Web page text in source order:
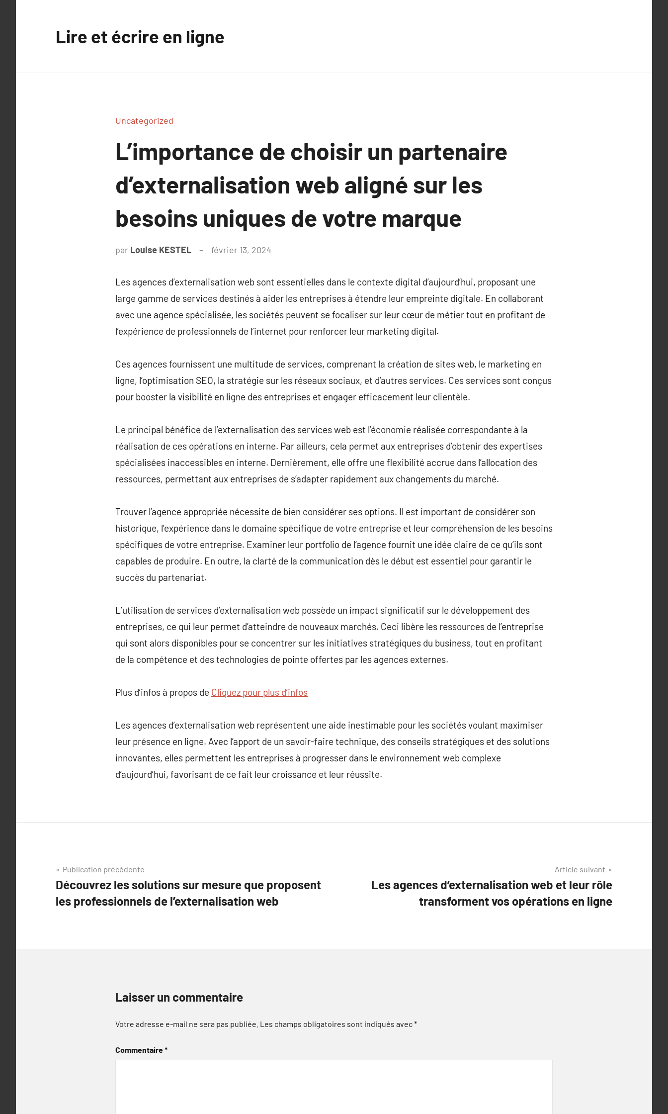
Lire et écrire en ligne
Uncategorized
L’importance de choisir un partenaire
d’externalisation web aligné sur les
besoins uniques de votre marque
par Louise KESTEL février 13, 2024
Les agences d’externalisation web sont essentielles dans le contexte digital d’aujourd’hui, proposant une
large gamme de services destinés à aider les entreprises à étendre leur empreinte digitale. En collaborant
avec une agence spécialisée, les sociétés peuvent se focaliser sur leur cœur de métier tout en profitant de
l’expérience de professionnels de l’internet pour renforcer leur marketing digital.
Ces agences fournissent une multitude de services, comprenant la création de sites web, le marketing en
ligne, l’optimisation SEO, la stratégie sur les réseaux sociaux, et d’autres services. Ces services sont conçus
pour booster la visibilité en ligne des entreprises et engager efficacement leur clientèle.
Le principal bénéfice de l’externalisation des services web est l’économie réalisée correspondante à la
réalisation de ces opérations en interne. Par ailleurs, cela permet aux entreprises d’obtenir des expertises
spécialisées inaccessibles en interne. Dernièrement, elle offre une flexibilité accrue dans l’allocation des
ressources, permettant aux entreprises de s’adapter rapidement aux changements du marché.
Trouver l’agence appropriée nécessite de bien considérer ses options. Il est important de considérer son
historique, l’expérience dans le domaine spécifique de votre entreprise et leur compréhension de les besoins
spécifiques de votre entreprise. Examiner leur portfolio de l’agence fournit une idée claire de ce qu’ils sont
capables de produire. En outre, la clarté de la communication dès le début est essentiel pour garantir le
succès du partenariat.
L’utilisation de services d’externalisation web possède un impact significatif sur le développement des
entreprises, ce qui leur permet d’atteindre de nouveaux marchés. Ceci libère les ressources de l’entreprise
qui sont alors disponibles pour se concentrer sur les initiatives stratégiques du business, tout en profitant
de la compétence et des technologies de pointe offertes par les agences externes.
Plus d’infos à propos de Cliquez pour plus d’infos
Les agences d’externalisation web représentent une aide inestimable pour les sociétés voulant maximiser
leur présence en ligne. Avec l’apport de un savoir-faire technique, des conseils stratégiques et des solutions
innovantes, elles permettent les entreprises à progresser dans le environnement web complexe
d’aujourd’hui, favorisant de ce fait leur croissance et leur réussite.
Navigation
de
l’article
Publication précédente
Découvrez les solutions sur mesure que proposent
les professionnels de l’externalisation web
Article suivant
Les agences d’externalisation web et leur rôle
transforment vos opérations en ligne
Laisser un commentaire
Votre adresse e-mail ne sera pas publiée. Les champs obligatoires sont indiqués avec*
Commentaire*